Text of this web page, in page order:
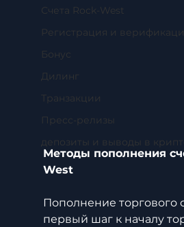
Счета Rock-West
Регистрация и
Бонус
Дилинг
Транзакции
Пресс-релизы
депозиты и выводы в
Методы пополнения
West
Пополнение торгового
первый шаг к началу